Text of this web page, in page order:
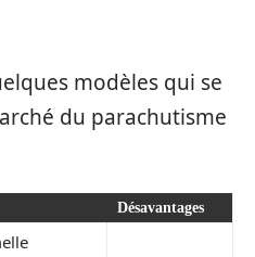
modèles qui se
du parachutisme
Désavantages